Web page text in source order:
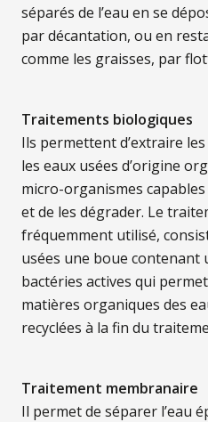
séparés de l’eau en se
par décantation, ou en
comme les graisses, par
Traitements biologiques
Ils permettent d’extraire
les eaux usées d’origine
micro-organismes
et de les dégrader. Le
fréquemment utilisé,
usées une boue
bactéries actives qui
matières organiques des
recyclées à la fin du
Traitement membranaire
Il permet de séparer l’eau